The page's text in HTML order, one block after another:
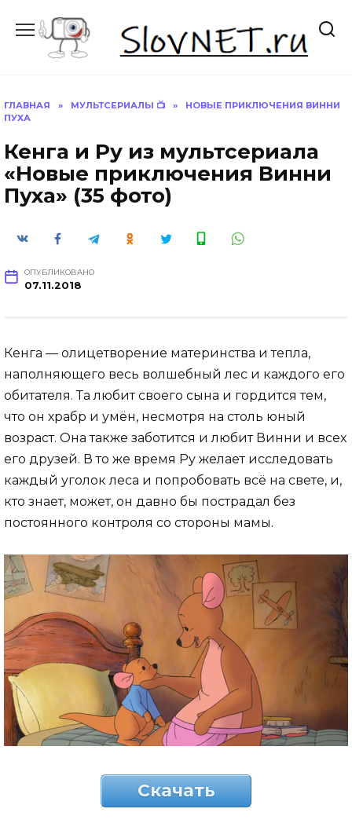
содержанию
ГЛАВНАЯ » МУЛЬТСЕРИАЛЫ 📺 »
НОВЫЕ ПРИКЛЮЧЕНИЯ ВИННИ
ПУХА
Кенга и Ру из мультсериала
«Новые приключения Винни
Пуха» (35 фото)
ОПУБЛИКОВАНО
07.11.2018
Кенга — олицетворение материнства и тепла,
наполняющего весь волшебный лес и каждого его
обитателя. Та любит своего сына и гордится тем,
что он храбр и умён, несмотря на столь юный
возраст. Она также заботится и любит Винни и всех
его друзей. В то же время Ру желает исследовать
каждый уголок леса и попробовать всё на свете, и,
кто знает, может, он давно бы пострадал без
постоянного контроля со стороны мамы.
Скачать